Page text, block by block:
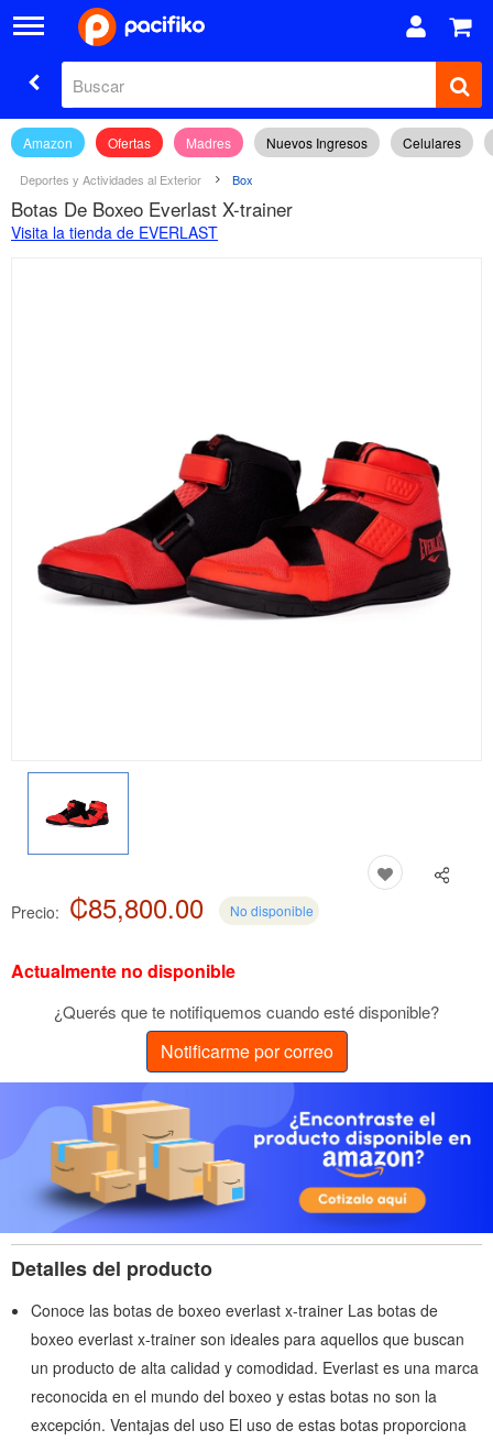
Amazon Ofertas Madres Nuevos Ingresos Celulares
Deportes y Actividades al Exterior Box
Botas De Boxeo Everlast X-trainer
Visita la tienda de EVERLAST
Precio: ₡85,800.00 No disponible
Actualmente no disponible
¿Querés que te notifiquemos cuando esté disponible?
Notificarme por correo
Detalles del producto
Conoce las botas de boxeo everlast x-trainer Las botas de
boxeo everlast x-trainer son ideales para aquellos que buscan
un producto de alta calidad y comodidad. Everlast es una marca
reconocida en el mundo del boxeo y estas botas no son la
excepción. Ventajas del uso El uso de estas botas proporciona